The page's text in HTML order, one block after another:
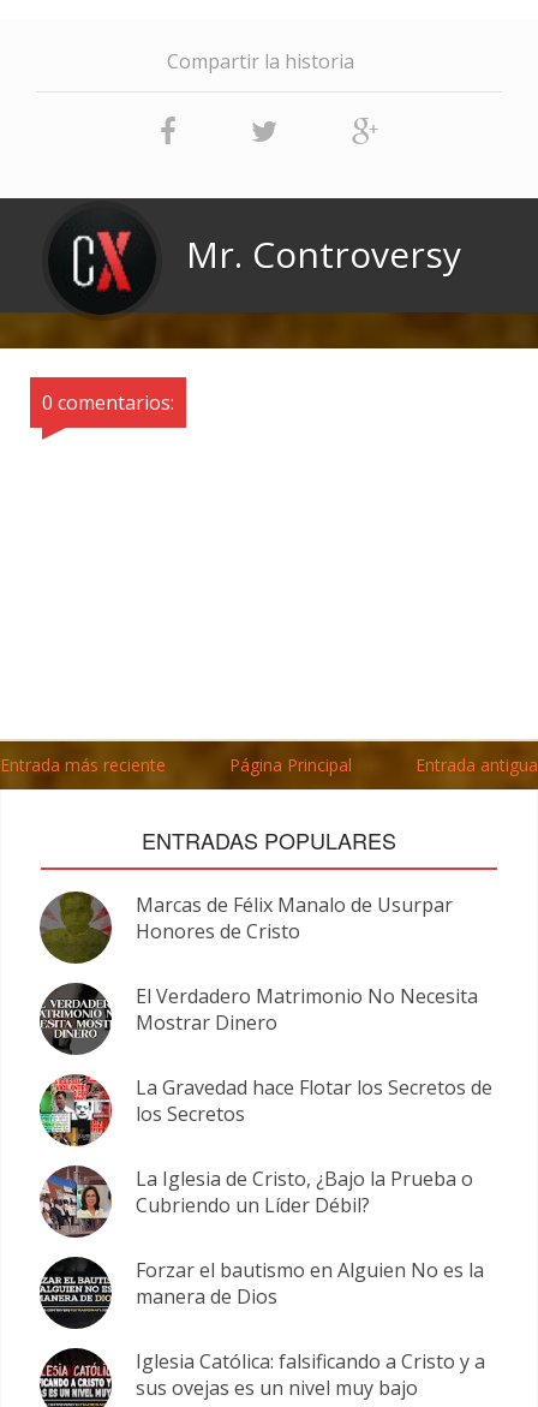
Compartir la historia
Mr. Controversy
0 comentarios:
Entrada más reciente Página Principal Entrada antigua
ENTRADAS POPULARES
Marcas de Félix Manalo de Usurpar
Honores de Cristo
El Verdadero Matrimonio No Necesita
Mostrar Dinero
La Gravedad hace Flotar los Secretos de
los Secretos
La Iglesia de Cristo, ¿Bajo la Prueba o
Cubriendo un Líder Débil?
Forzar el bautismo en Alguien No es la
manera de Dios
Iglesia Católica: falsificando a Cristo y a
sus ovejas es un nivel muy bajo